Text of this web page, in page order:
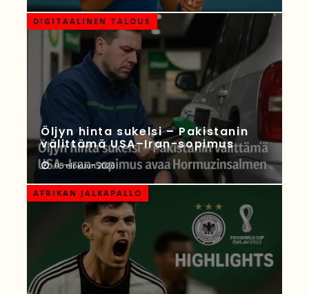
DIGITAALINEN TALOUS
Öljyn hinta sukelsi – Pakistanin
välittämä USA–Iran-sopimus
05 elokuun 2026
AFRIKAN JALKAPALLO